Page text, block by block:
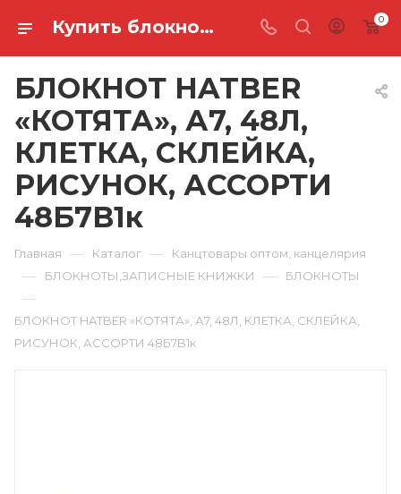
Купить блокнот hatber «котята», а7, 48л, клетка, склейка, рисунок, ассорти 48Б7B1к в Ростове-на-Дону 0
БЛОКНОТ HATBER
«КОТЯТА», А7, 48Л,
КЛЕТКА, СКЛЕЙКА,
РИСУНОК, АССОРТИ
48Б7B1к
Главная — Каталог — Канцтовары оптом, канцелярия
— БЛОКНОТЫ,ЗАПИСНЫЕ КНИЖКИ — БЛОКНОТЫ
—
БЛОКНОТ HATBER «КОТЯТА», А7, 48Л, КЛЕТКА, СКЛЕЙКА,
РИСУНОК, АССОРТИ 48Б7B1к